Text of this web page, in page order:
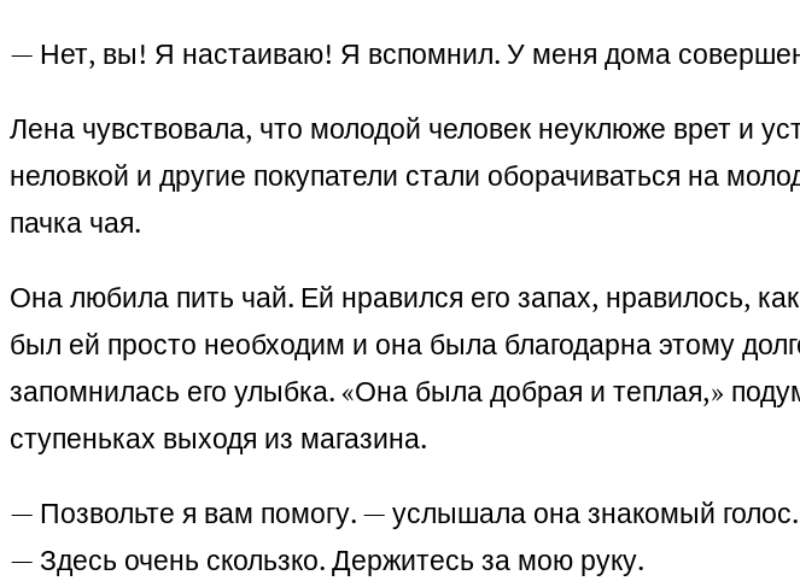
— Нет, вы! Я настаиваю! Я вспомнил. У меня дома
Лена чувствовала, что молодой человек неуклюже врет и
неловкой и другие покупатели стали оборачиваться на
пачка чая.
Она любила пить чай. Ей нравился его запах, нравилось,
был ей просто необходим и она была благодарна этому
запомнилась его улыбка. «Она была добрая и теплая,»
ступеньках выходя из магазина.
— Позвольте я вам помогу. — услышала она знакомый
— Здесь очень скользко. Держитесь за мою руку.